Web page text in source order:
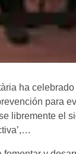
ha
para
libremente el